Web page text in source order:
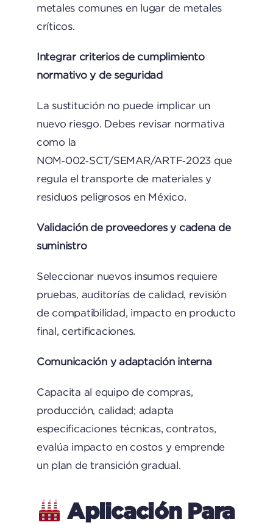
metales comunes en lugar de metales
críticos.
Integrar criterios de cumplimiento
normativo y de seguridad
La sustitución no puede implicar un
nuevo riesgo. Debes revisar normativa
como la
NOM‑002‑SCT/SEMAR/ARTF‑2023 que
regula el transporte de materiales y
residuos peligrosos en México.
Validación de proveedores y cadena de
suministro
Seleccionar nuevos insumos requiere
pruebas, auditorías de calidad, revisión
de compatibilidad, impacto en producto
final, certificaciones.
Comunicación y adaptación interna
Capacita al equipo de compras,
producción, calidad; adapta
especificaciones técnicas, contratos,
evalúa impacto en costos y emprende
un plan de transición gradual.
Aplicación Para